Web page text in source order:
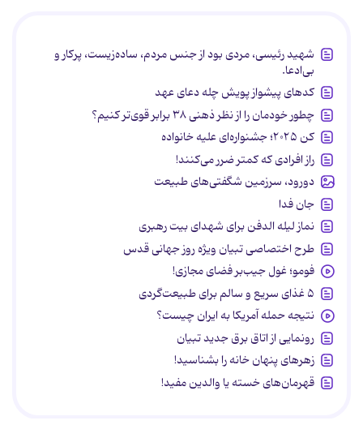
شهید رئیسی، مردی بود از جنس مردم، ساده‌زیست، پرکار و
بی‌ادعا.
کدهای پیشواز پویش چله دعای عهد
چطور خودمان را از نظر ذهنی ۳۸ برابر قوی‌تر کنیم؟
کن ۲۰۲۵؛ جشنواره‌ای علیه خانواده
راز افرادی که کمتر ضرر می‌کنند!
دورود، سرزمین شگفتی‌های طبیعت
جان فدا
نماز لیله الدفن برای شهدای بیت رهبری
طرح اختصاصی تبیان ویژه روز جهانی قدس
فومو؛ غول جیب‌بر فضای مجازی!
۵ غذای سریع و سالم برای طبیعت‌گردی
نتیجه حمله آمریکا به ایران چیست؟
رونمایی از اتاق برق جدید تبیان
زهرهای پنهان خانه را بشناسید!
قهرمان‌های خسته یا والدین مفید!